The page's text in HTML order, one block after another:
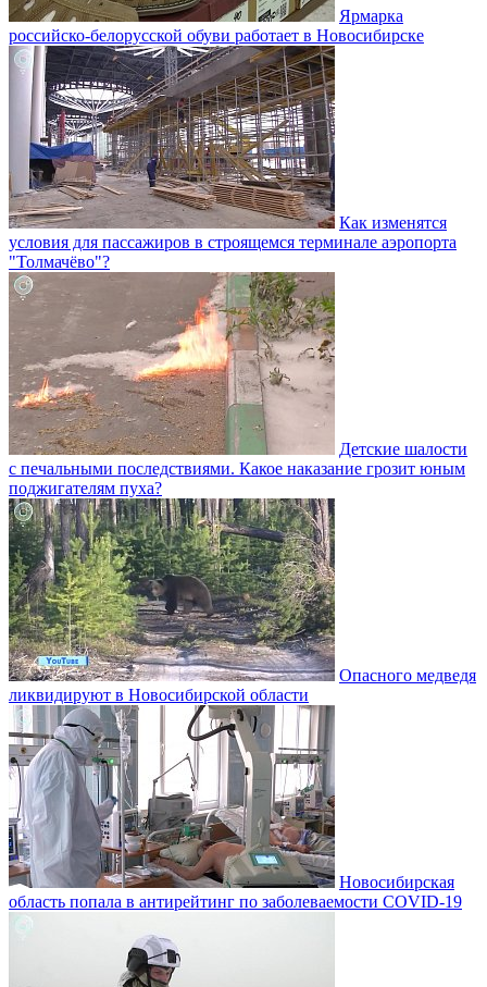
Ярмарка
российско-белорусской обуви работает в Новосибирске
Как изменятся
условия для пассажиров в строящемся терминале аэропорта
"Толмачёво"?
Детские шалости
с печальными последствиями. Какое наказание грозит юным
поджигателям пуха?
Опасного медведя
ликвидируют в Новосибирской области
Новосибирская
область попала в антирейтинг по заболеваемости COVID-19